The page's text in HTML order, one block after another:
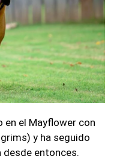
en el Mayflower con
y ha seguido
entonces.